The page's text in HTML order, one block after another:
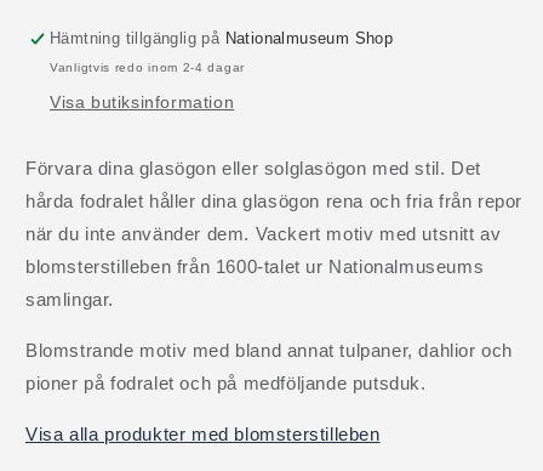
Hämtning tillgänglig på Nationalmuseum Shop
Vanligtvis redo inom 2-4 dagar
Visa butiksinformation
Förvara dina glasögon eller solglasögon med stil. Det
hårda fodralet håller dina glasögon rena och fria från repor
när du inte använder dem. Vackert motiv med utsnitt av
blomsterstilleben från 1600-talet ur Nationalmuseums
samlingar.
Blomstrande motiv med bland annat tulpaner, dahlior och
pioner på fodralet och på medföljande putsduk.
Visa alla produkter med blomsterstilleben